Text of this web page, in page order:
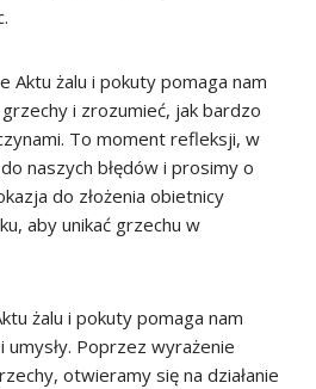
Aktu żalu i pokuty pomaga nam
i zrozumieć, jak bardzo
To moment refleksji, w
naszych błędów i prosimy o
do złożenia obietnicy
aby unikać grzechu w
żalu i pokuty pomaga nam
Poprzez wyrażenie
otwieramy się na działanie